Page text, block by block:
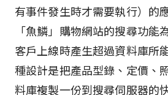
有事件發生時才需要執行）的
「魚鱗」購物網站的搜尋功能
客戶上線時產生超過資料庫所
種設計是把產品型錄、定價、
料庫複製一份到搜尋伺服器的